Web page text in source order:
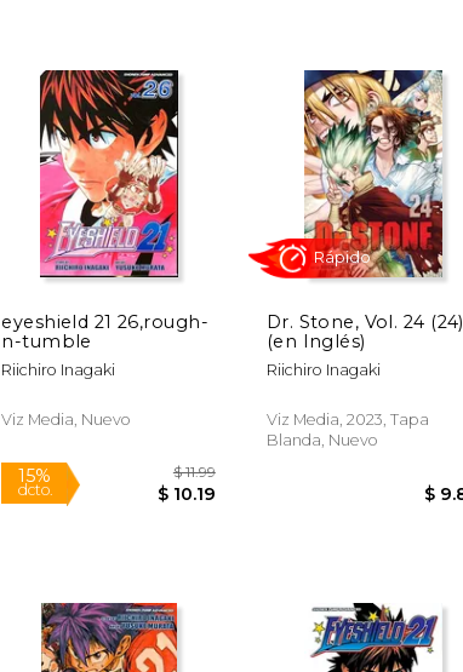
15%
dcto.
15%
dcto.
eyeshield 21 26,rough-
n-tumble
Riichiro Inagaki
Viz Media, Nuevo
Dr. Stone, Vol. 24 (24)
(en Inglés)
Riichiro Inagaki
Viz Media, 2023, Tapa
Blanda, Nuevo